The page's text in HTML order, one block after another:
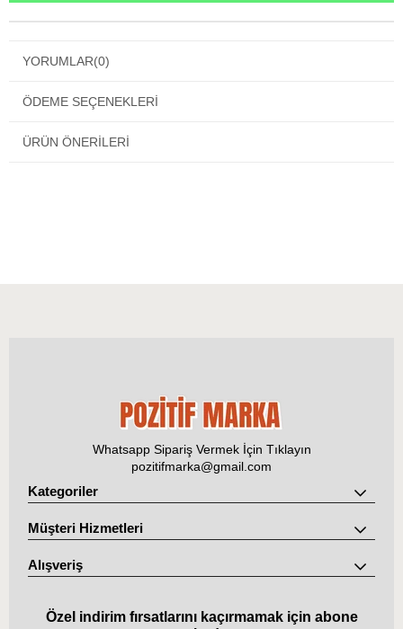
YORUMLAR(0)
ÖDEME SEÇENEKLERI
ÜRÜN ÖNERILERI
Whatsapp Sipariş Vermek İçin Tıklayın
pozitifmarka@gmail.com
Kategoriler
Müşteri Hizmetleri
Alışveriş
Özel indirim fırsatlarını kaçırmamak için abone